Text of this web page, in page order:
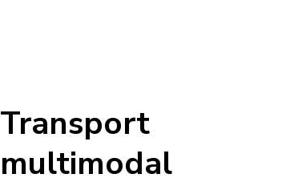
Transport
multimodal